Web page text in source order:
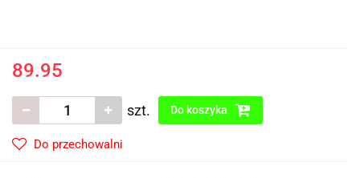
89.95
szt. Do koszyka
Do przechowalni